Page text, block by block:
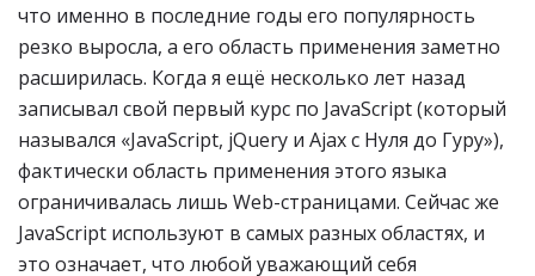
что именно в последние годы его популярность
резко выросла, а его область применения заметно
расширилась. Когда я ещё несколько лет назад
записывал свой первый курс по JavaScript (который
назывался «JavaScript, jQuery и Ajax с Нуля до Гуру»),
фактически область применения этого языка
ограничивалась лишь Web-страницами. Сейчас же
JavaScript используют в самых разных областях, и
это означает, что любой уважающий себя